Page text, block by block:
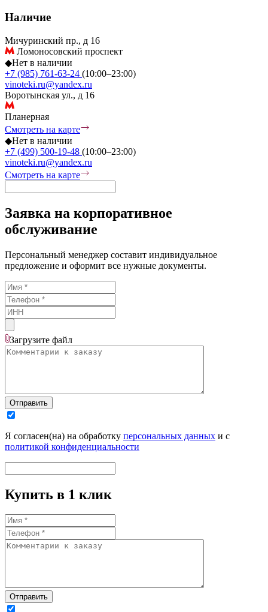
Наличие
Мичуринский пр., д 16
Ломоносовский проспект
◆Нет в наличии
+7 (985) 761-63-24 (10:00–23:00)
vinoteki.ru@yandex.ru
Воротынская ул., д 16
Планерная
Смотреть на карте
◆Нет в наличии
+7 (499) 500-19-48 (10:00–23:00)
vinoteki.ru@yandex.ru
Смотреть на карте
Заявка на корпоративное
обслуживание
Персональный менеджер составит индивидуальное
предложение и оформит все нужные документы.
Загрузите файл
Отправить
Я согласен(на) на обработку персональных данных и с
политикой конфиденциальности
Купить в 1 клик
Отправить